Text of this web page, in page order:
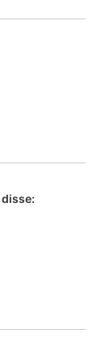
disse: